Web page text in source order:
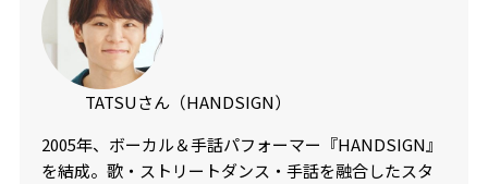
TATSUさん（HANDSIGN）
2005年、ボーカル＆手話パフォーマー『HANDSIGN』
を結成。歌・ストリートダンス・手話を融合したスタ